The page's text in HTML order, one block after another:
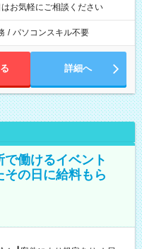
お気軽にご相談ください
/ パソコンスキル不要
詳細へ
働けるイベント
の日に給料もら